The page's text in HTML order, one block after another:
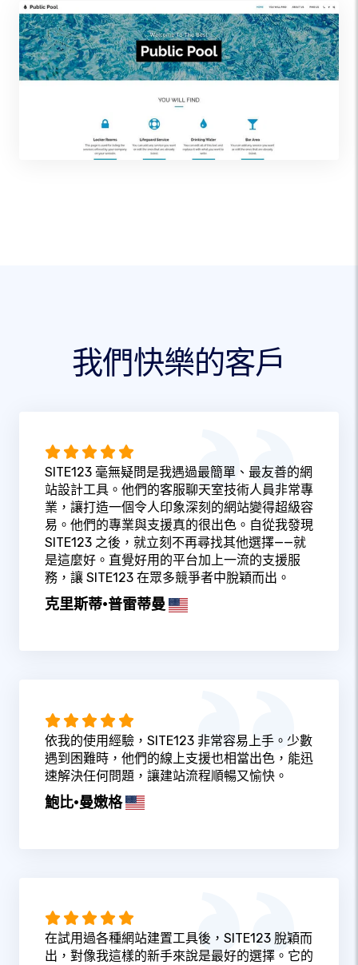
我們快樂的客戶
SITE123 毫無疑問是我遇過最簡單、最友善的網
站設計工具。他們的客服聊天室技術人員非常專
業，讓打造一個令人印象深刻的網站變得超級容
易。他們的專業與支援真的很出色。自從我發現
SITE123 之後，就立刻不再尋找其他選擇——就
是這麼好。直覺好用的平台加上一流的支援服
務，讓 SITE123 在眾多競爭者中脫穎而出。
克里斯蒂·普雷蒂曼
依我的使用經驗，SITE123 非常容易上手。少數
遇到困難時，他們的線上支援也相當出色，能迅
速解決任何問題，讓建站流程順暢又愉快。
鮑比·曼嫩格
在試用過各種網站建置工具後，SITE123 脫穎而
出，對像我這樣的新手來說是最好的選擇。它的